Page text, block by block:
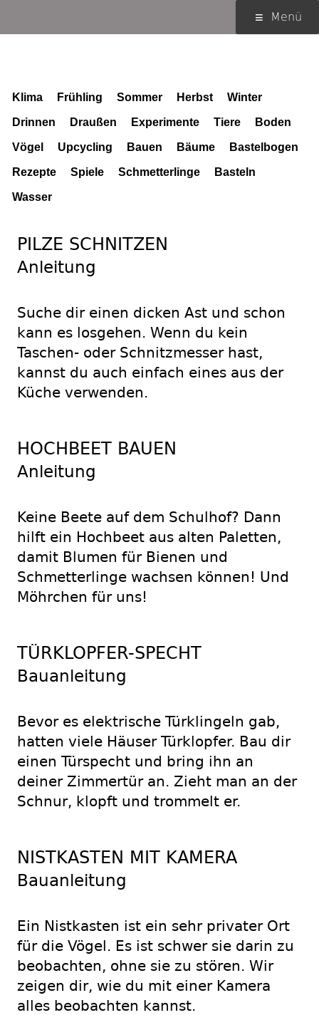
Menü
Menü
Klima Frühling Sommer Herbst Winter
Drinnen Draußen Experimente Tiere Boden
Vögel Upcycling Bauen Bäume Bastelbogen
Rezepte Spiele Schmetterlinge Basteln
Wasser
PILZE SCHNITZEN
Anleitung
Suche dir einen dicken Ast und schon
kann es losgehen. Wenn du kein
Taschen- oder Schnitzmesser hast,
kannst du auch einfach eines aus der
Küche verwenden.
HOCHBEET BAUEN
Anleitung
Keine Beete auf dem Schulhof? Dann
hilft ein Hochbeet aus alten Paletten,
damit Blumen für Bienen und
Schmetterlinge wachsen können! Und
Möhrchen für uns!
TÜRKLOPFER-SPECHT
Bauanleitung
Bevor es elektrische Türklingeln gab,
hatten viele Häuser Türklopfer. Bau dir
einen Türspecht und bring ihn an
deiner Zimmertür an. Zieht man an der
Schnur, klopft und trommelt er.
NISTKASTEN MIT KAMERA
Bauanleitung
Ein Nistkasten ist ein sehr privater Ort
für die Vögel. Es ist schwer sie darin zu
beobachten, ohne sie zu stören. Wir
zeigen dir, wie du mit einer Kamera
alles beobachten kannst.